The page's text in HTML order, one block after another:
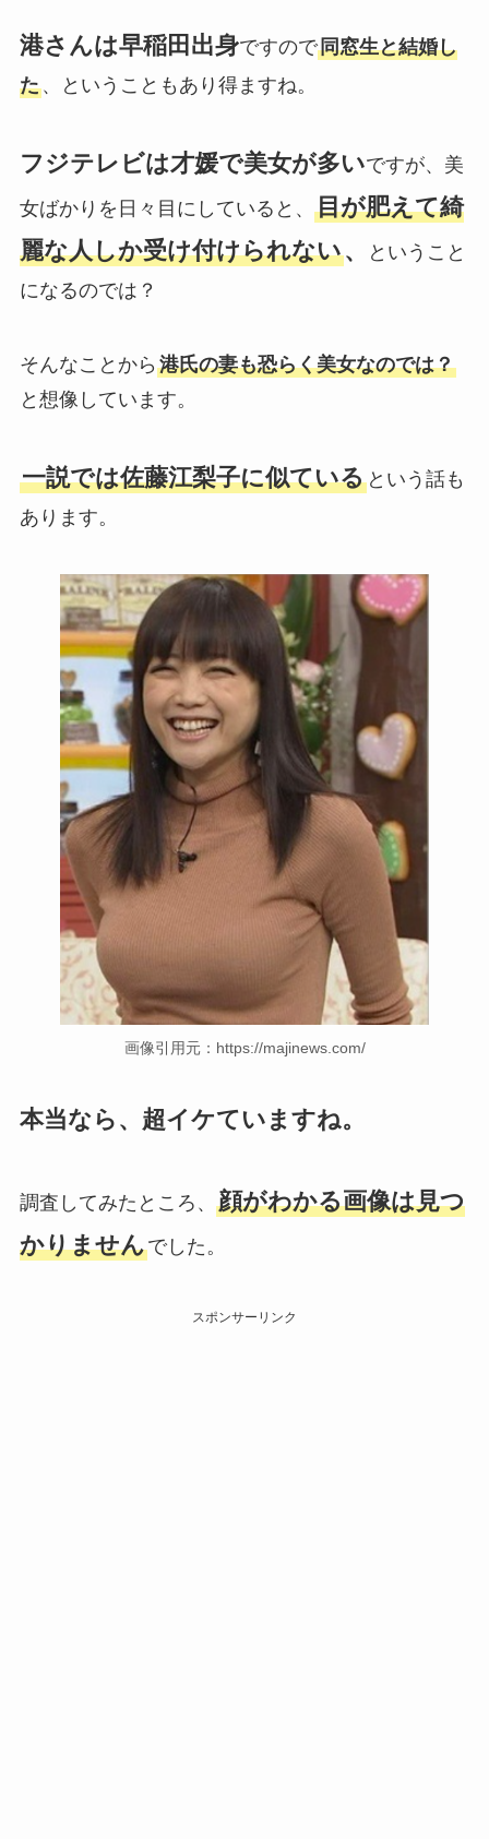
港さんは早稲田出身ですので同窓生と結婚し
た、ということもあり得ますね。
フジテレビは才媛で美女が多いですが、美
女ばかりを日々目にしていると、 目が肥えて綺
麗な人しか受け付けられない、
ということ
になるのでは？
そんなことから 港氏の妻も恐らく美女なのでは？
と想像しています。
一説では佐藤江梨子に似ているという話も
あります。
画像引用元：https://majinews.com/
本当なら、超イケていますね。
調査してみたところ、 顔がわかる画像は見つ
かりませんでした。
スポンサーリンク